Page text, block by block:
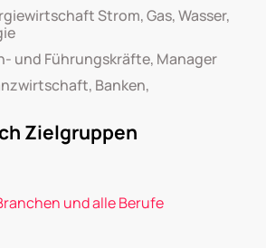
Strom, Gas, Wasser,
und Führungskräfte, Manager
Banken,
Zielgruppen
und alle Berufe